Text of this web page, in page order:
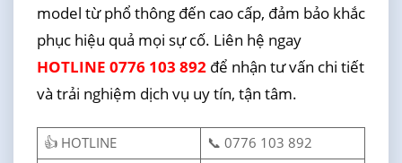
model từ phổ thông đến cao cấp, đảm bảo khắc
phục hiệu quả mọi sự cố. Liên hệ ngay
HOTLINE 0776 103 892để nhận tư vấn chi tiết
và trải nghiệm dịch vụ uy tín, tận tâm.
👍 HOTLINE
📞 0776 103 892